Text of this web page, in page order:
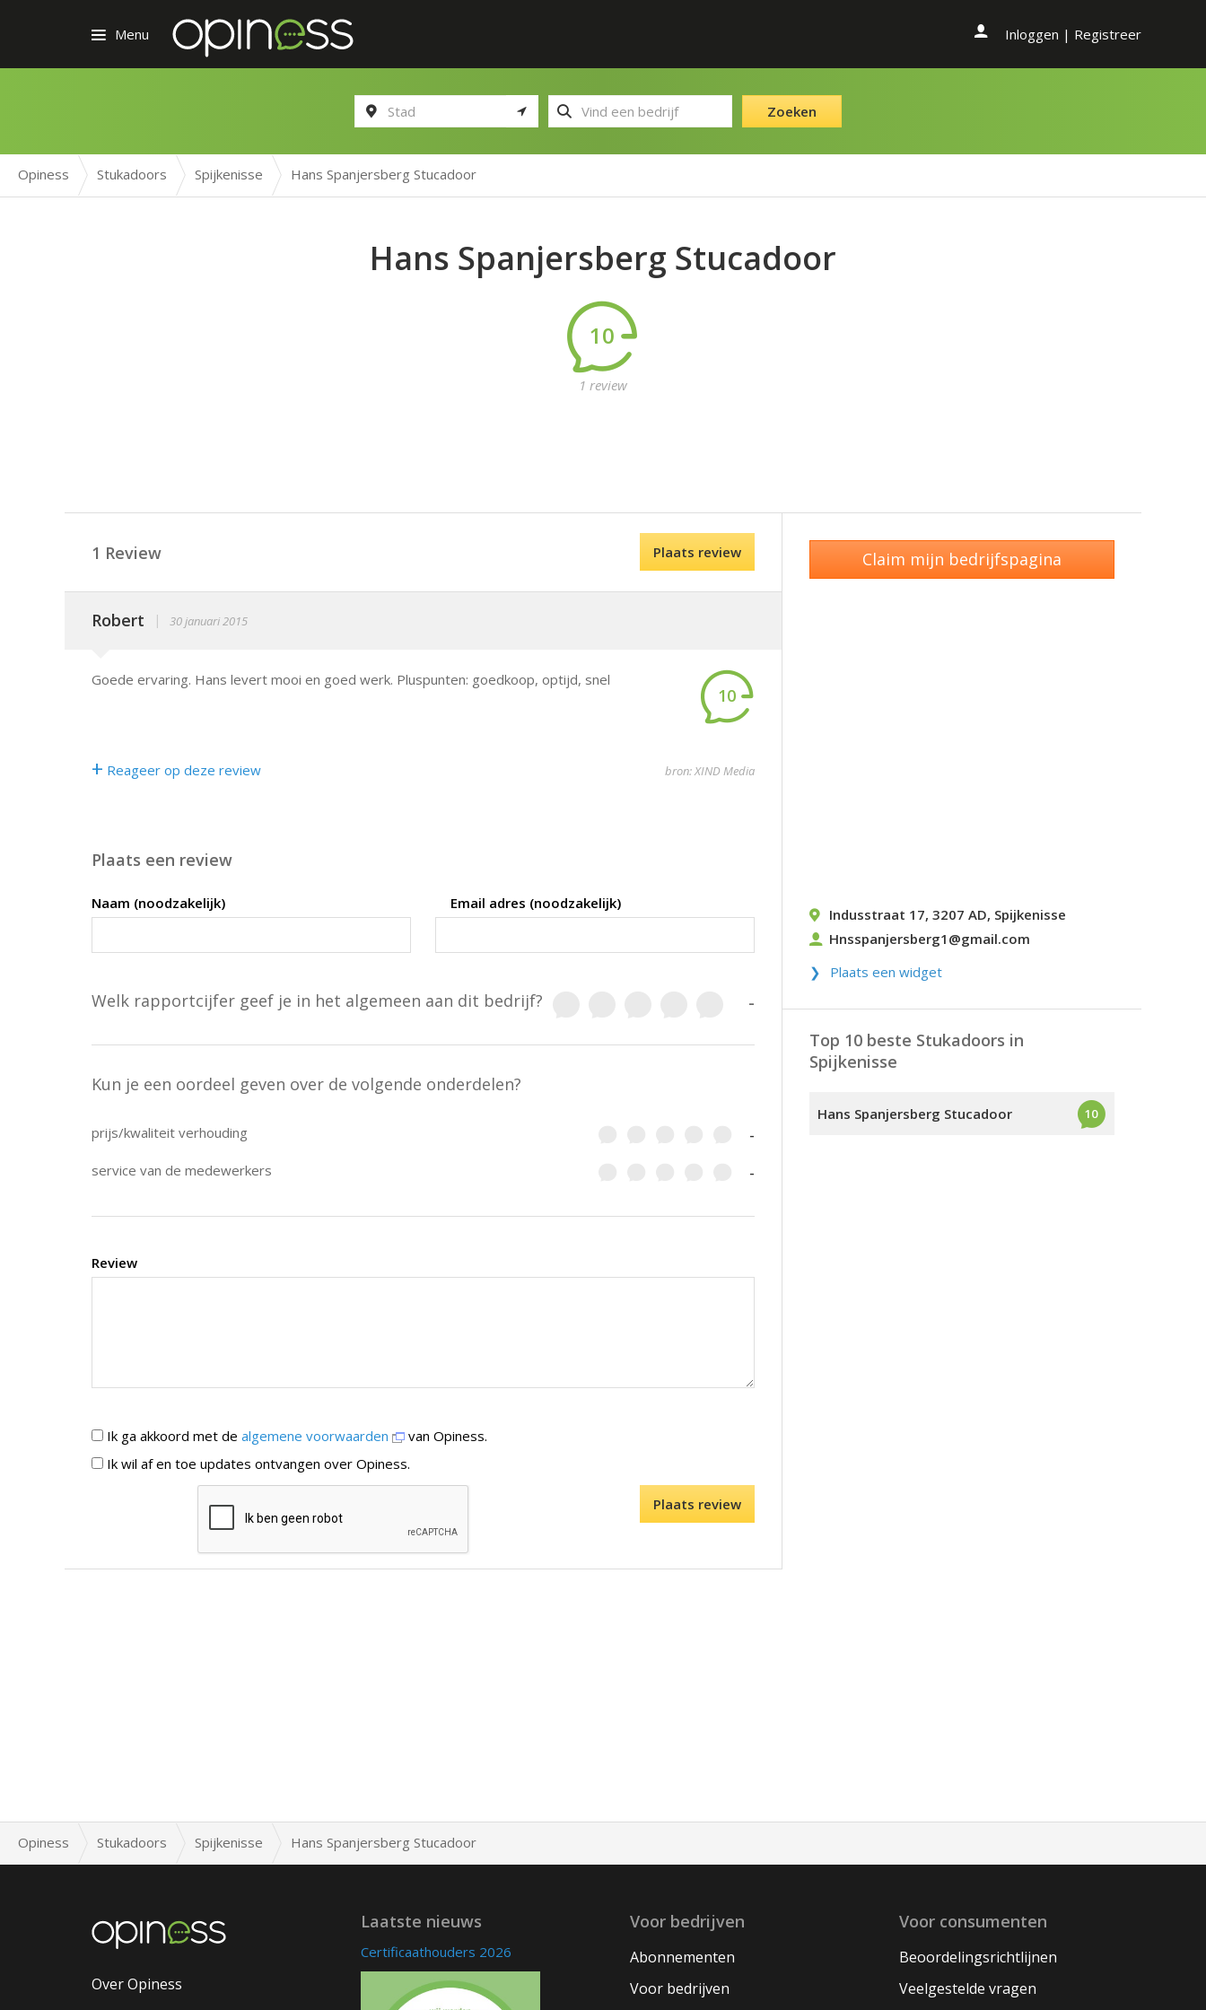
Menu Inloggen | Registreer
Zoeken
Opiness Stukadoors Spijkenisse Hans Spanjersberg Stucadoor
Hans Spanjersberg Stucadoor
10
1 review
1 Review Plaats review
Robert | 30 januari 2015
Goede ervaring. Hans levert mooi en goed werk. Pluspunten: goedkoop, optijd, snel
10
+ Reageer op deze review bron: XIND Media
Plaats een review
Naam (noodzakelijk) Email adres (noodzakelijk)
Welk rapportcijfer geef je in het algemeen aan dit bedrijf? -
Kun je een oordeel geven over de volgende onderdelen?
prijs/kwaliteit verhouding
-
service van de medewerkers
-
Review
Ik ga akkoord met de algemene voorwaarden
van Opiness.
Ik wil af en toe updates ontvangen over Opiness.
Claim mijn bedrijfspagina
Indusstraat 17, 3207 AD, Spijkenisse
Hnsspanjersberg1@gmail.com
Plaats een widget
Top 10 beste Stukadoors in
Spijkenisse
Hans Spanjersberg Stucadoor 10
Opiness Stukadoors Spijkenisse Hans Spanjersberg Stucadoor
Over Opiness
Laatste nieuws
Certificaathouders 2026
Voor bedrijven
Abonnementen
Voor bedrijven
Voor consumenten
Beoordelingsrichtlijnen
Veelgestelde vragen